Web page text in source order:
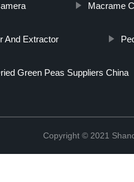
Macrame
And Extractor
Green Peas Suppliers China
Copyright © 2021